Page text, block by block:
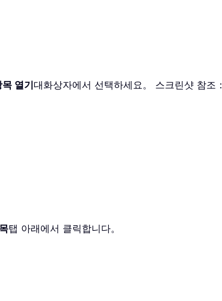
열기대화상자에서 선택하세요。 스크린샷 참조：
탭 아래에서 클릭합니다。